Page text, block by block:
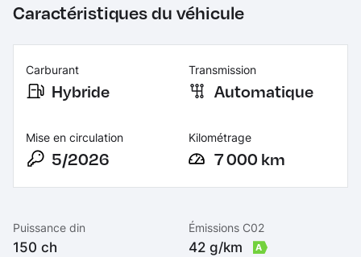
Caractéristiques du véhicule
Carburant
Hybride
Transmission
Automatique
Mise en circulation
5/2026
Kilométrage
7 000 km
Puissance din
150 ch
Émissions C02
42 g/km A